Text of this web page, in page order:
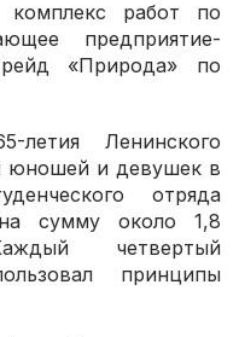
комплекс работ по
предприятие-
«Природа» по
Ленинского
юношей и девушек в
отряда
сумму около 1,8
четвертый
принципы